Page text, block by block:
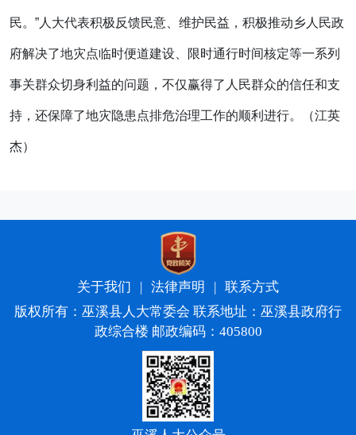
民。”人大代表积极反馈民意、维护民益，积极推动乡人民政
府解决了地灾点临时便道建设、限时通行时间核定等一系列
事关群众切身利益的问题，不仅赢得了人民群众的信任和支
持，还保障了地灾隐患点排危治理工作的顺利进行。（江英
杰）
关于我们 | 法律声明 | 联系方式
版权所有：巫溪县人大常委会 联系地址：巫溪县政府行
政综合楼 邮政编码：405800